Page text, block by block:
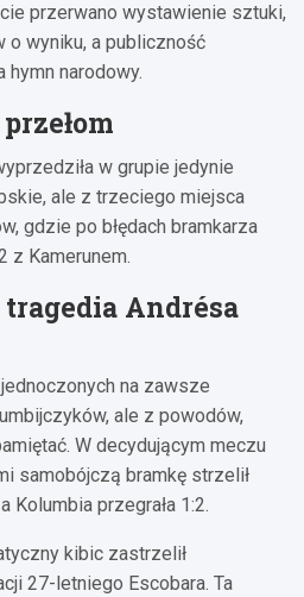
przerwano wystawienie sztuki,
wyniku, a publiczność
hymn narodowy.
w grupie jedynie
ale z trzeciego miejsca
gdzie po błędach bramkarza
z Kamerunem.
Andrésa
na zawsze
ale z powodów,
W decydującym meczu
samobójczą bramkę strzelił
Kolumbia przegrała 1:2.
kibic zastrzelił
27-letniego Escobara. Ta